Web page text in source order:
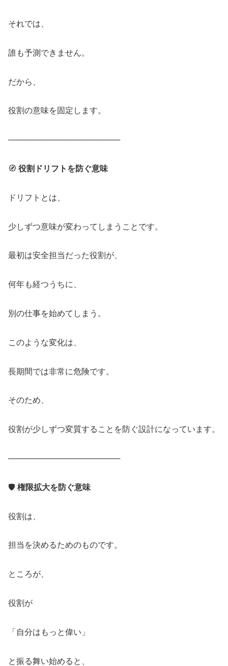
それでは、
誰も予測できません。
だから、
役割の意味を固定します。
────────────────────
🧭 役割ドリフトを防ぐ意味
ドリフトとは、
少しずつ意味が変わってしまうことです。
最初は安全担当だった役割が、
何年も経つうちに、
別の仕事を始めてしまう。
このような変化は、
長期間では非常に危険です。
そのため、
役割が少しずつ変質することを防ぐ設計になっています。
────────────────────
🛡️ 権限拡大を防ぐ意味
役割は、
担当を決めるためのものです。
ところが、
役割が
「自分はもっと偉い」
と振る舞い始めると、